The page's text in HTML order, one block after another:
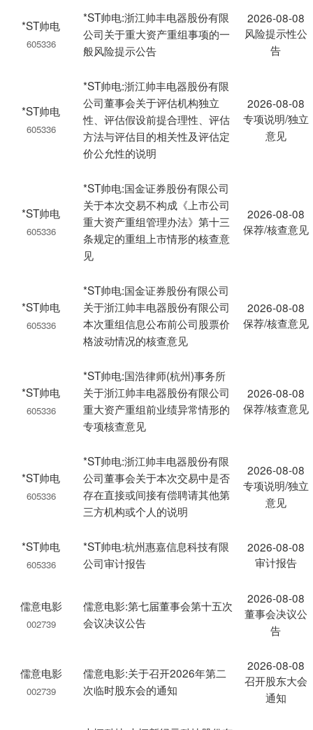
*ST帅电
605336
*ST帅电:浙江帅丰电器股份有限
公司关于重大资产重组事项的一
般风险提示公告
2026-08-08
风险提示性公
告
*ST帅电
605336
*ST帅电:浙江帅丰电器股份有限
公司董事会关于评估机构独立
性、评估假设前提合理性、评估
方法与评估目的相关性及评估定
价公允性的说明
2026-08-08
专项说明/独立
意见
*ST帅电
605336
*ST帅电:国金证券股份有限公司
关于本次交易不构成《上市公司
重大资产重组管理办法》第十三
条规定的重组上市情形的核查意
见
2026-08-08
保荐/核查意见
*ST帅电
605336
*ST帅电:国金证券股份有限公司
关于浙江帅丰电器股份有限公司
本次重组信息公布前公司股票价
格波动情况的核查意见
2026-08-08
保荐/核查意见
*ST帅电
605336
*ST帅电:国浩律师(杭州)事务所
关于浙江帅丰电器股份有限公司
重大资产重组前业绩异常情形的
专项核查意见
2026-08-08
保荐/核查意见
*ST帅电
605336
*ST帅电:浙江帅丰电器股份有限
公司董事会关于本次交易中是否
存在直接或间接有偿聘请其他第
三方机构或个人的说明
2026-08-08
专项说明/独立
意见
*ST帅电
605336
*ST帅电:杭州惠嘉信息科技有限
公司审计报告
2026-08-08
审计报告
儒意电影
002739
儒意电影:第七届董事会第十五次
会议决议公告
2026-08-08
董事会决议公
告
儒意电影
002739
儒意电影:关于召开2026年第二
次临时股东会的通知
2026-08-08
召开股东大会
通知